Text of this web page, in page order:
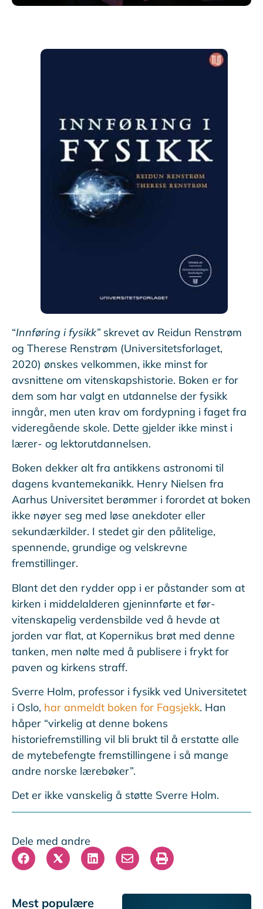
“Innføring i fysikk”skrevet av Reidun Renstrøm
og Therese Renstrøm (Universitetsforlaget,
2020) ønskes velkommen, ikke minst for
avsnittene om vitenskapshistorie. Boken er for
dem som har valgt en utdannelse der fysikk
inngår, men uten krav om fordypning i faget fra
videregående skole. Dette gjelder ikke minst i
lærer- og lektorutdannelsen.
Boken dekker alt fra antikkens astronomi til
dagens kvantemekanikk. Henry Nielsen fra
Aarhus Universitet berømmer i forordet at boken
ikke nøyer seg med løse anekdoter eller
sekundærkilder. I stedet gir den pålitelige,
spennende, grundige og velskrevne
fremstillinger.
Blant det den rydder opp i er påstander som at
kirken i middelalderen gjeninnførte et før-
vitenskapelig verdensbilde ved å hevde at
jorden var flat, at Kopernikus brøt med denne
tanken, men nølte med å publisere i frykt for
paven og kirkens straff.
Sverre Holm, professor i fysikk ved Universitetet
i Oslo, har anmeldt boken for Fagsjekk. Han
håper “virkelig at denne bokens
historiefremstilling vil bli brukt til å erstatte alle
de mytebefengte fremstillingene i så mange
andre norske lærebøker”.
Det er ikke vanskelig å støtte Sverre Holm.
Dele med andre
Mest populære